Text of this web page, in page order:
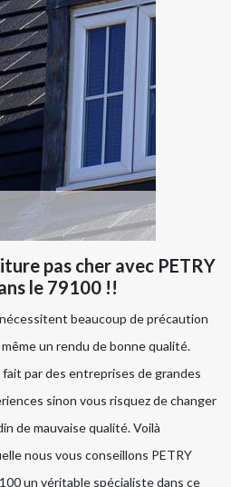
pas cher avec PETRY
le 79100 !!
beaucoup de précaution
un rendu de bonne qualité.
par des entreprises de grandes
sinon vous risquez de changer
de mauvaise qualité. Voilà
nous vous conseillons PETRY
un véritable spécialiste dans ce